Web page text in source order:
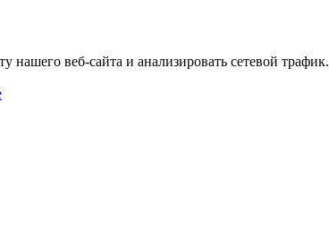
веб-сайта и анализировать сетевой трафик.